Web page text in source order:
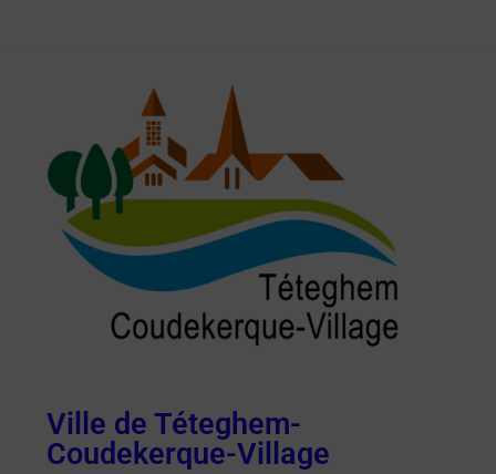
Ville de Téteghem-
Coudekerque-Village